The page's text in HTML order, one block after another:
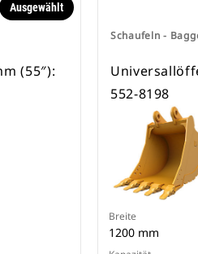
Ausgewählt
(55″):
Schaufeln -
552-8198
Breite
1200 mm